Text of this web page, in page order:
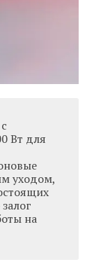
Вт для
уходом,
на